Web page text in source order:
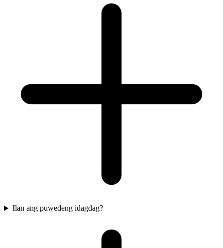
Ilan ang puwedeng idagdag?